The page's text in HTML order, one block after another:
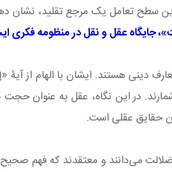
سطح تعامل یک مرجع تقلید، نشان
جایگاه عقل و نقل در منظومه
دینی هستند. ایشان با الهام از آیۀ
در این نگاه، عقل به عنوان
حقایق عقلی است.
می‌دانند و معتقدند که فهم